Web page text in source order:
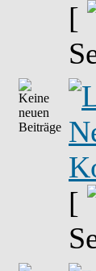
[
[